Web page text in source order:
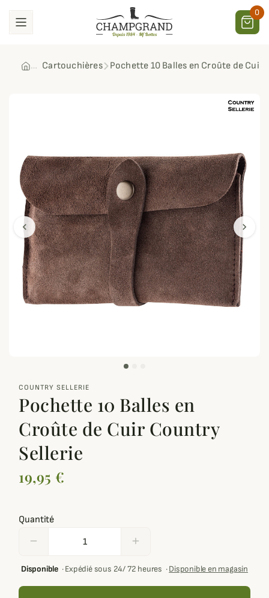
0
Cartouchières Pochette 10 Balles en Croûte de Cuir
chevron_left chevron_right
COUNTRY SELLERIE
Pochette 10 Balles en
Croûte de Cuir Country
Sellerie
19,95 €
Quantité
remove add
Disponible·Expédié sous 24/ 72 heures ·Disponible en magasin